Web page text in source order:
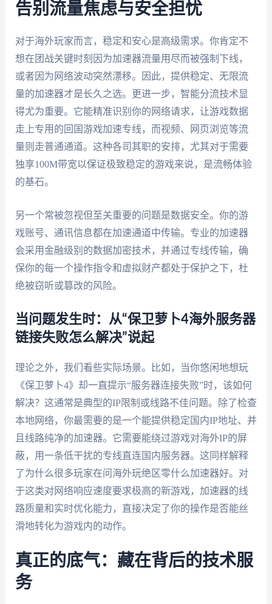
告别流量焦虑与安全担忧
对于海外玩家而言，稳定和安心是高级需求。你肯定不
想在团战关键时刻因为加速器流量用尽而被强制下线，
或者因为网络波动突然漂移。因此，提供稳定、无限流
量的加速器才是长久之选。更进一步，智能分流技术显
得尤为重要。它能精准识别你的网络请求，让游戏数据
走上专用的回国游戏加速专线，而视频、网页浏览等流
量则走普通通道。这种各司其职的安排，尤其对于需要
独享100M带宽以保证极致稳定的游戏来说，是流畅体验
的基石。
另一个常被忽视但至关重要的问题是数据安全。你的游
戏账号、通讯信息都在加速通道中传输。专业的加速器
会采用金融级别的数据加密技术，并通过专线传输，确
保你的每一个操作指令和虚拟财产都处于保护之下，杜
绝被窃听或篡改的风险。
当问题发生时：从“保卫萝卜4海外服务器
链接失败怎么解决”说起
理论之外，我们看些实际场景。比如，当你悠闲地想玩
《保卫萝卜4》却一直提示“服务器连接失败”时，该如何
解决？这通常是典型的IP限制或线路不佳问题。除了检查
本地网络，你最需要的是一个能提供稳定国内IP地址、并
且线路纯净的加速器。它需要能绕过游戏对海外IP的屏
蔽，用一条低干扰的专线直连国内服务器。这同样解释
了为什么很多玩家在问海外玩绝区零什么加速器好。对
于这类对网络响应速度要求极高的新游戏，加速器的线
路质量和实时优化能力，直接决定了你的操作是否能丝
滑地转化为游戏内的动作。
真正的底气：藏在背后的技术服
务